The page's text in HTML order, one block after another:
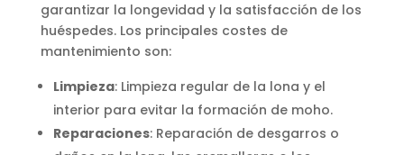
garantizar la longevidad y la satisfacción de los
huéspedes. Los principales costes de
mantenimiento son:
Limpieza: Limpieza regular de la lona y el
interior para evitar la formación de moho.
Reparaciones: Reparación de desgarros o